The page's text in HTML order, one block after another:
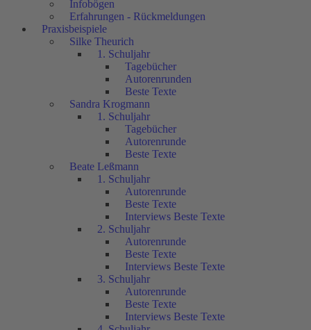
Infobögen
Erfahrungen - Rückmeldungen
Praxisbeispiele
Silke Theurich
1. Schuljahr
Tagebücher
Autorenrunden
Beste Texte
Sandra Krogmann
1. Schuljahr
Tagebücher
Autorenrunde
Beste Texte
Beate Leßmann
1. Schuljahr
Autorenrunde
Beste Texte
Interviews Beste Texte
2. Schuljahr
Autorenrunde
Beste Texte
Interviews Beste Texte
3. Schuljahr
Autorenrunde
Beste Texte
Interviews Beste Texte